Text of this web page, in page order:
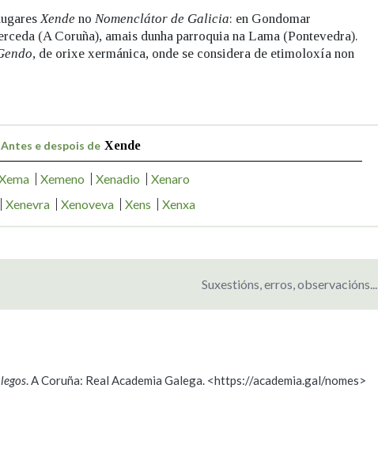
Xende no Nomenclátor de Galicia: en Gondomar
(A Coruña), amais dunha parroquia na Lama (Pontevedra).
, de orixe xermánica, onde se considera de etimoloxía non
Antes e despois de Xende
Xemeno Xenadio
Xenaro
Xenevra Xenoveva Xens Xenxa
Suxestións, erros, observacións...
. A Coruña: Real Academia Galega. <https://academia.gal/nomes>